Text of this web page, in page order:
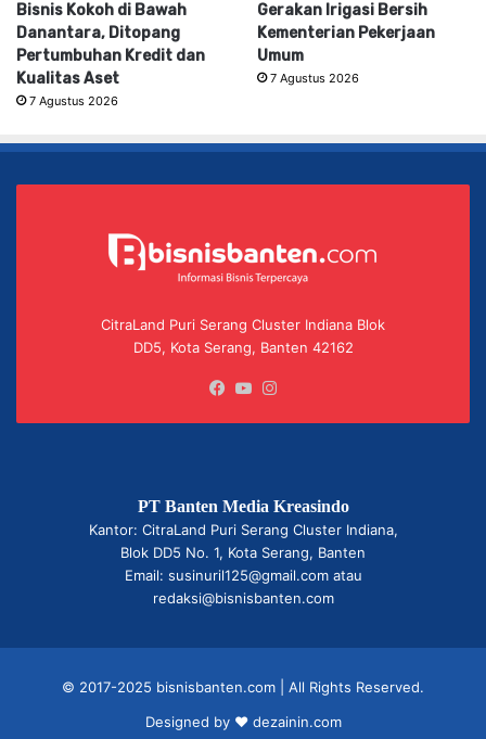
Bisnis Kokoh di Bawah
Danantara, Ditopang
Pertumbuhan Kredit dan
Kualitas Aset
7 Agustus 2026
Gerakan Irigasi Bersih
Kementerian Pekerjaan
Umum
7 Agustus 2026
CitraLand Puri Serang Cluster Indiana Blok
DD5, Kota Serang, Banten 42162
Facebook
YouTube
PT Banten Media Kreasindo
Kantor: CitraLand Puri Serang Cluster Indiana,
Blok DD5 No. 1, Kota Serang, Banten
Email: susinuril125@gmail.com atau
redaksi@bisnisbanten.com
© 2017-2025 bisnisbanten.com | All Rights Reserved.
Designed by ❤ dezainin.com